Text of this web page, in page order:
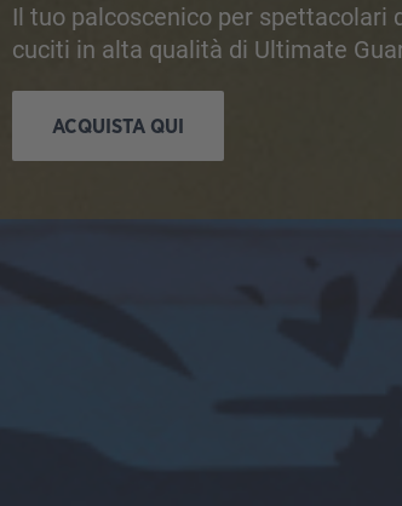
Il tuo palcoscenico per spettacolari
cuciti in alta qualità di Ultimate
ACQUISTA QUI